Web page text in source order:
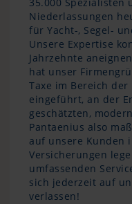
Niederlassungen
für Yacht-, Segel-
Unsere Expertise
Jahrzehnte
hat unser
Taxe im Bereich der
eingeführt, an der
geschätzten,
Pantaenius also
auf unsere Kunden
Versicherungen
umfassenden
sich jederzeit auf
verlassen!